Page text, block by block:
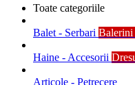
Toate categoriile
Balet - Serbari
Haine - Accesorii
Articole - Petrecere